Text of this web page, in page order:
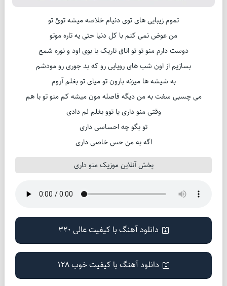
تموم زیبایی های توی دنیام خلاصه میشه توئ تو
من عوض نمی کنم با کل دنیا حتی یه تاره موتو
دوست دارم منو تو تو اتاق تاریک با بوی اود و نوره شمع
بسازیم از اون شب های رویایی رو که بد جوری رو مودشم
به شیشه ها میزنه بارون تو میای تو بغلم آروم
می چسبی سفت به من دیگه فاصله مون میشه کم منو تو با هم
وقتی منو داری یا توو بغلم لم دادی
تو بگو چه احساسی داری
اگه به من حس خاصی داری
پخش آنلاین موزیک منو داری
دانلود آهنگ با کیفیت عالی 320
دانلود آهنگ با کیفیت خوب 128